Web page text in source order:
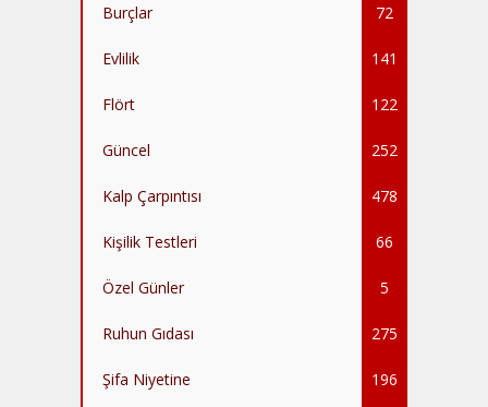
Burçlar 72
Evlilik 141
Flört 122
Güncel 252
Kalp Çarpıntısı 478
Kişilik Testleri 66
Özel Günler 5
Ruhun Gıdası 275
Şifa Niyetine 196